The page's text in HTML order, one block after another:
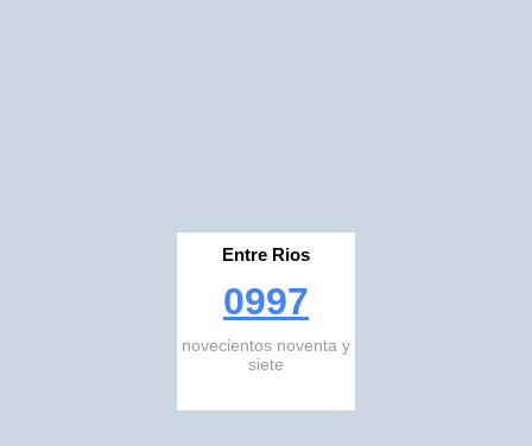
Entre Rios
0997
novecientos noventa y
siete